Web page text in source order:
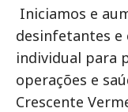
Iniciamos e
desinfetantes
individual para
operações e
Crescente